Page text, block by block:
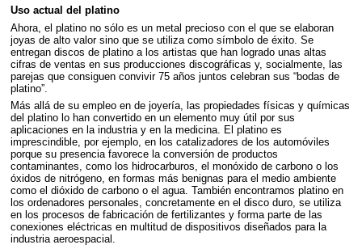
Uso actual del platino
Ahora, el platino no sólo es un metal precioso con el que se elaboran
joyas de alto valor sino que se utiliza como símbolo de éxito. Se
entregan discos de platino a los artistas que han logrado unas altas
cifras de ventas en sus producciones discográficas y, socialmente, las
parejas que consiguen convivir 75 años juntos celebran sus “bodas de
platino”.
Más allá de su empleo en de joyería, las propiedades físicas y químicas
del platino lo han convertido en un elemento muy útil por sus
aplicaciones en la industria y en la medicina. El platino es
imprescindible, por ejemplo, en los catalizadores de los automóviles
porque su presencia favorece la conversión de productos
contaminantes, como los hidrocarburos, el monóxido de carbono o los
óxidos de nitrógeno, en formas más benignas para el medio ambiente
como el dióxido de carbono o el agua. También encontramos platino en
los ordenadores personales, concretamente en el disco duro, se utiliza
en los procesos de fabricación de fertilizantes y forma parte de las
conexiones eléctricas en multitud de dispositivos diseñados para la
industria aeroespacial.